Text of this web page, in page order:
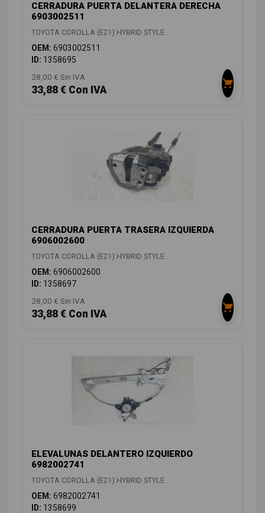
CERRADURA PUERTA DELANTERA DERECHA
6903002511
TOYOTA COROLLA (E21) HYBRID STYLE
OEM: 6903002511
ID: 1358695
28,00 € Sin IVA
33,88 € Con IVA
CERRADURA PUERTA TRASERA IZQUIERDA
6906002600
TOYOTA COROLLA (E21) HYBRID STYLE
OEM: 6906002600
ID: 1358697
28,00 € Sin IVA
33,88 € Con IVA
ELEVALUNAS DELANTERO IZQUIERDO
6982002741
TOYOTA COROLLA (E21) HYBRID STYLE
OEM: 6982002741
ID: 1358699